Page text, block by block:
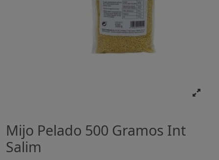
Mijo Pelado 500 Gramos Int
Salim